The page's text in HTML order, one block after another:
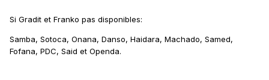
Si Gradit et Franko pas disponibles:
Samba, Sotoca, Onana, Danso, Haidara, Machado, Samed,
Fofana, PDC, Said et Openda.